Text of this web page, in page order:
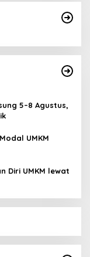
5–8 Agustus,
UMKM
Diri UMKM lewat